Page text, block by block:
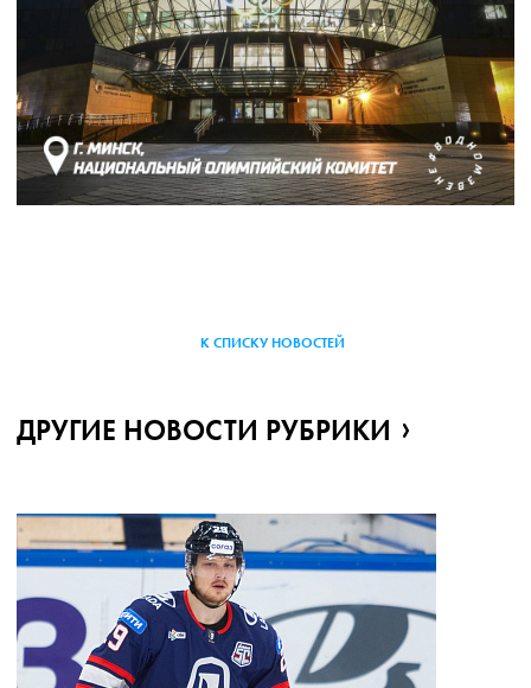
К СПИСКУ НОВОСТЕЙ
ДРУГИЕ НОВОСТИ РУБРИКИ